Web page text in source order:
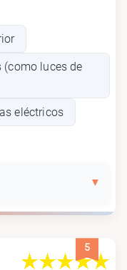
luces de
eléctricos
5